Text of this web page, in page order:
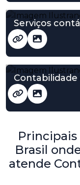
Serviços
Brasil
atende